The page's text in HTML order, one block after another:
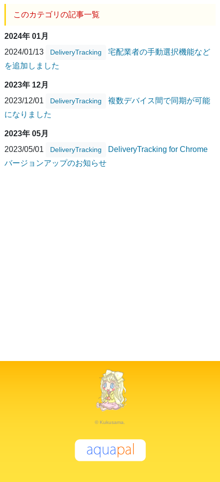
このカテゴリの記事一覧
2024年 01月
2024/01/13
DeliveryTracking
宅配業者の手動選択機能など
を追加しました
2023年 12月
2023/12/01
DeliveryTracking
複数デバイス間で同期が可能
になりました
2023年 05月
2023/05/01
DeliveryTracking
DeliveryTracking for Chrome
バージョンアップのお知らせ
© Kukusama.